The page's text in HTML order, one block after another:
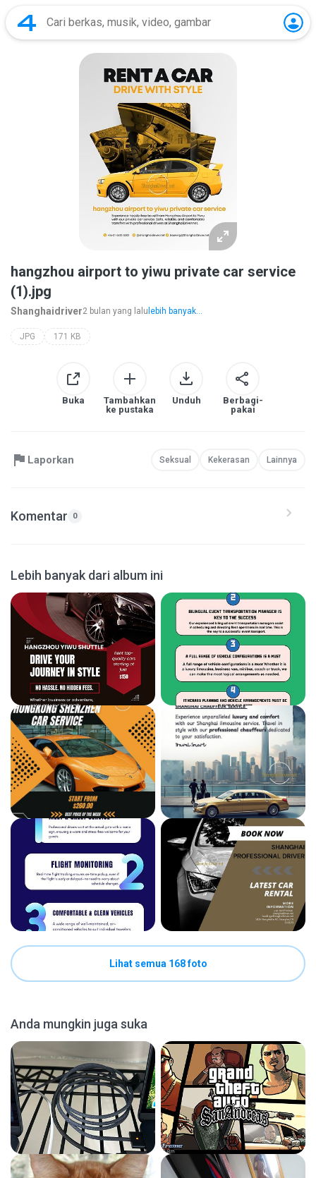
hangzhou airport to yiwu private car service
(1).jpg
Shanghaidriver2 bulan yang lalu lebih banyak...
JPG 171 KB
Buka
Tambahkan
ke pustaka
Unduh
Berbagi-
pakai
Laporkan Seksual Kekerasan Lainnya
Komentar 0
Lebih banyak dari album ini
Lihat semua 168 foto
Anda mungkin juga suka